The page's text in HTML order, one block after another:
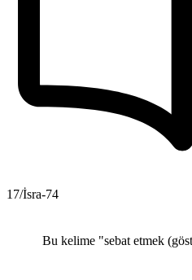
17/İsra-74
Bu kelime "sebat etmek